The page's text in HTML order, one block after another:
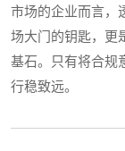
市场的企业而言，
场大门的钥匙，更
基石。只有将合规
行稳致远。